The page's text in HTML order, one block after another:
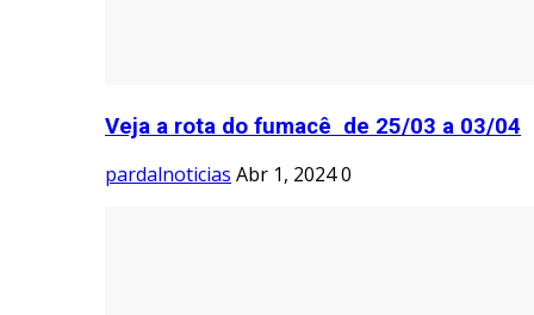
Veja a rota do fumacê de 25/03 a 03/04
pardalnoticias Abr 1, 20240